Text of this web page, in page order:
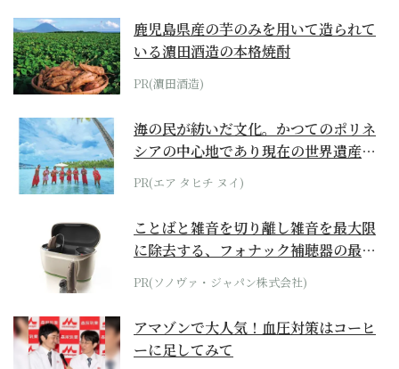
鹿児島県産の芋のみを用いて造られて
いる濵田酒造の本格焼酎
PR(濵田酒造)
海の民が紡いだ文化。かつてのポリネ
シアの中心地であり現在の世界遺産か
らみえてくる...
PR(エア タヒチ ヌイ)
ことばと雑音を切り離し雑音を最大限
に除去する、フォナック補聴器の最上
位モデル
PR(ソノヴァ・ジャパン株式会社)
アマゾンで大人気！血圧対策はコーヒ
ーに足してみて